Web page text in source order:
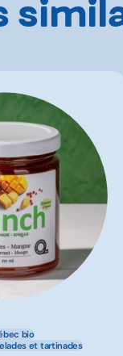
bio
et tartinades